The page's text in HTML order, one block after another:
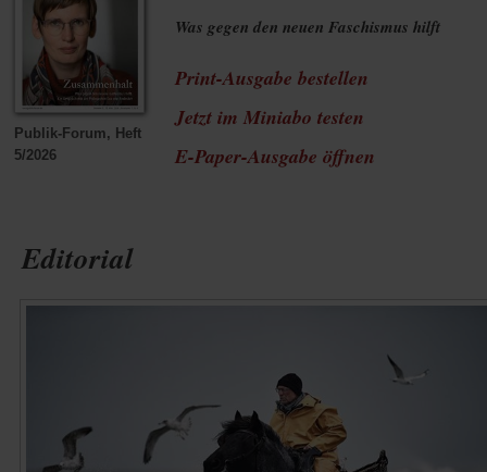
Publik-Forum, Heft
5/2026
Was gegen den neuen Faschismus hilft
Print-Ausgabe bestellen
Jetzt im Miniabo testen
E-Paper-Ausgabe öffnen
Tab)
Editorial